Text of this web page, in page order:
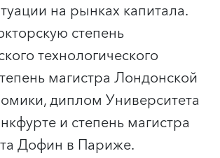
на рынках капитала.
степень
технологического
магистра Лондонской
диплом Университета
и степень магистра
Дофин в Париже.